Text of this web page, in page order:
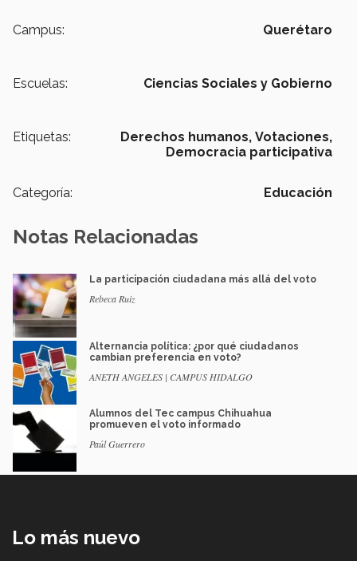
Campus: Querétaro
Escuelas: Ciencias Sociales y Gobierno
Etiquetas: Derechos humanos, Votaciones,
Democracia participativa
Categoría: Educación
Notas Relacionadas
La participación ciudadana más allá del voto
Rebeca Ruiz
Alternancia política: ¿por qué ciudadanos
cambian preferencia en voto?
ANETH ANGELES | CAMPUS HIDALGO
Alumnos del Tec campus Chihuahua
promueven el voto informado
Paúl Guerrero
Lo más nuevo